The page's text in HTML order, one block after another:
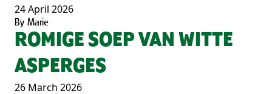
24 April 2026
By Marie
ROMIGE SOEP VAN WITTE
ASPERGES
26 March 2026